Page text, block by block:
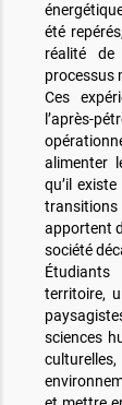
été
réalité
processus
Ces
l’après-
alimenter
qu’il
apportent
société
territoire,
sciences